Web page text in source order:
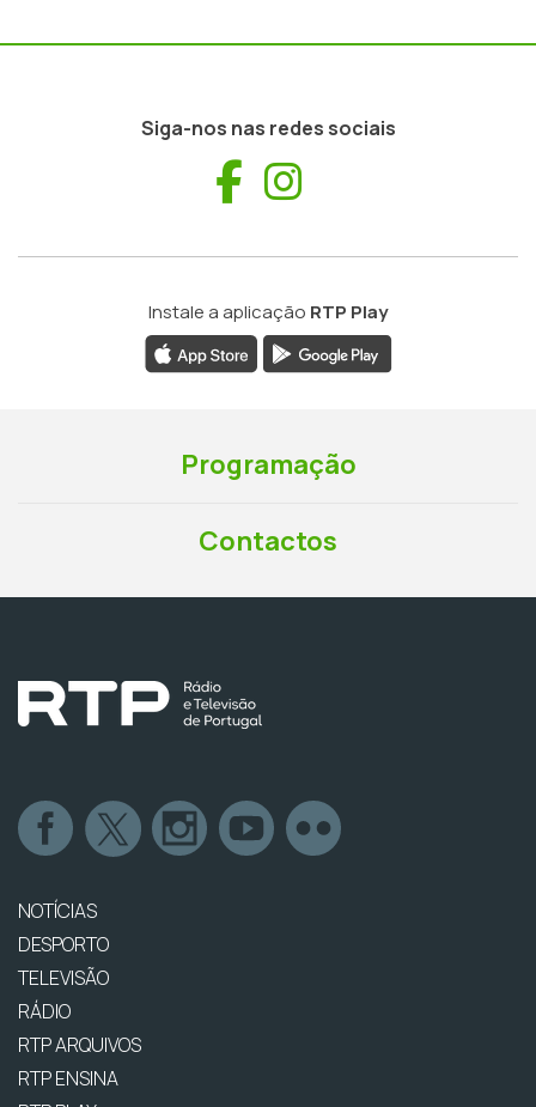
Siga-nos nas redes sociais
Facebook
Instale a aplicação RTP Play
Programação
Contactos
NOTÍCIAS
DESPORTO
TELEVISÃO
RÁDIO
RTP ARQUIVOS
RTP ENSINA